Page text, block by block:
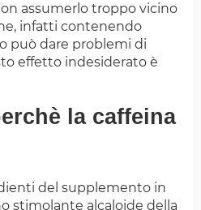
assumerlo troppo vicino
infatti contenendo
può dare problemi di
effetto indesiderato è
la caffeina
del supplemento in
stimolante alcaloide della